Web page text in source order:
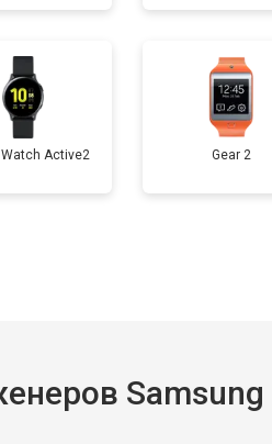
Active2 Gear 2
Samsung